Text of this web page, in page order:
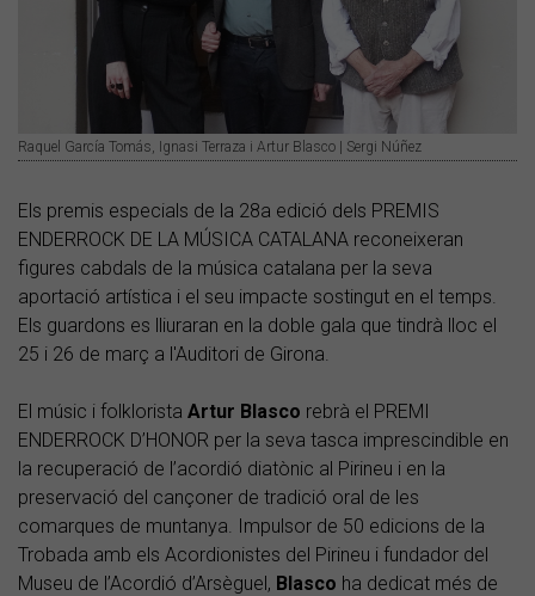
Raquel García Tomás, Ignasi Terraza i Artur Blasco | Sergi Núñez
Els premis especials de la 28a edició dels PREMIS
ENDERROCK DE LA MÚSICA CATALANA reconeixeran
figures cabdals de la música catalana per la seva
aportació artística i el seu impacte sostingut en el temps.
Els guardons es lliuraran en la doble gala que tindrà lloc el
25 i 26 de març a l'Auditori de Girona.
El músic i folklorista Artur Blasco rebrà el PREMI
ENDERROCK D’HONOR per la seva tasca imprescindible en
la recuperació de l’acordió diatònic al Pirineu i en la
preservació del cançoner de tradició oral de les
comarques de muntanya. Impulsor de 50 edicions de la
Trobada amb els Acordionistes del Pirineu i fundador del
Museu de l’Acordió d’Arsèguel, Blasco ha dedicat més de